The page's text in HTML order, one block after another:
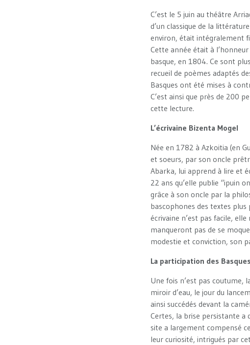
C’est le 5 juin au théâtre
d’un classique de la
environ, était intégralement
Cette année était à
basque, en 1804. Ce sont
recueil de poèmes adaptés
Basques ont été mises à
C’est ainsi que près de 200
cette lecture.
L’écrivaine Bizenta Mogel
Née en 1782 à Azkoitia (en
et soeurs, par son oncle
Abarka, lui apprend à lire et
22 ans qu’elle publie “ipuin
grâce à son oncle par la
bascophones des textes
écrivaine n’est pas facile,
manqueront pas de se
modestie et conviction, son
La participation des
Une fois n’est pas coutume,
miroir d’eau, le jour du
ainsi succédés devant la
Certes, la brise persistante a
site a largement compensé
leur curiosité, intrigués par